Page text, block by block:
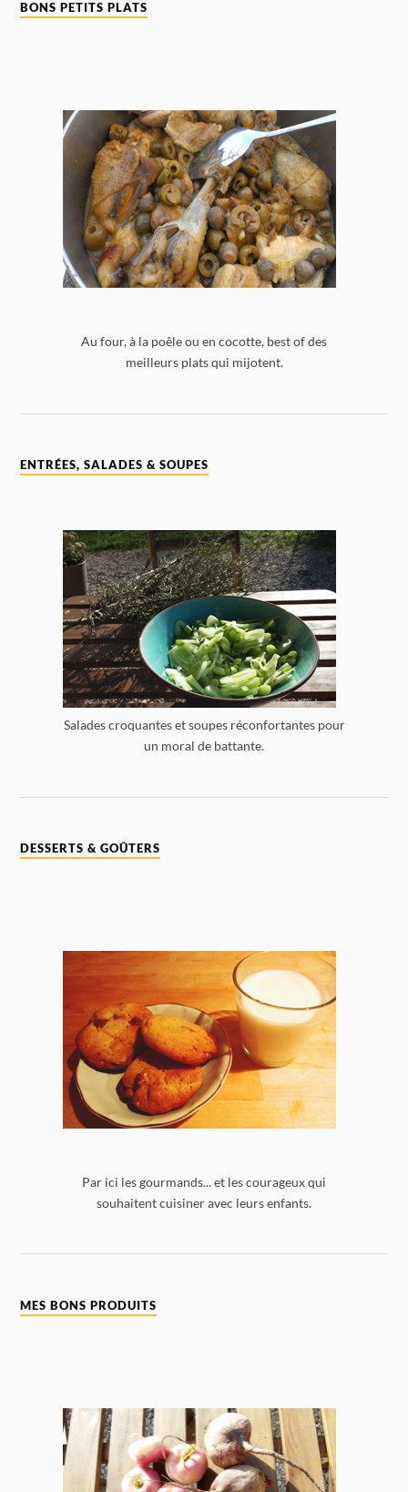
BONS PETITS PLATS
Au four, à la poêle ou en cocotte, best of des
meilleurs plats qui mijotent.
ENTRÉES, SALADES & SOUPES
Salades croquantes et soupes réconfortantes pour
un moral de battante.
DESSERTS & GOÛTERS
Par ici les gourmands... et les courageux qui
souhaitent cuisiner avec leurs enfants.
MES BONS PRODUITS